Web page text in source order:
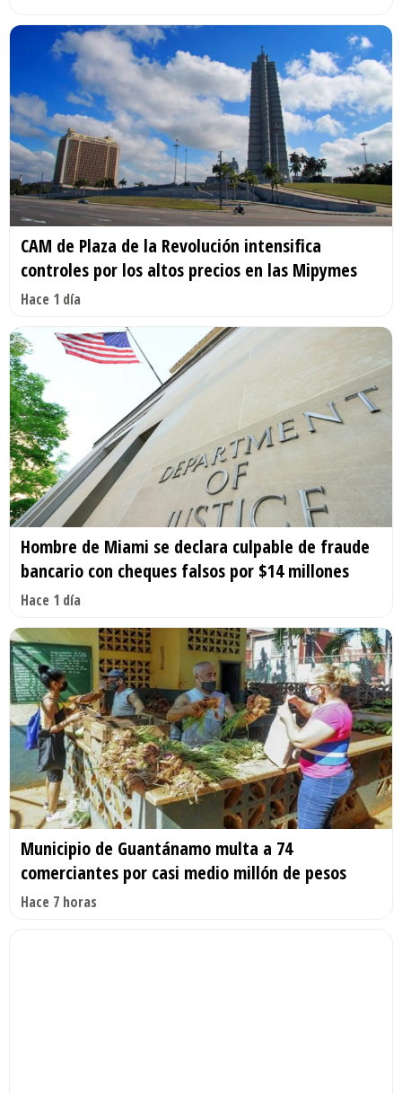
CAM de Plaza de la Revolución intensifica
controles por los altos precios en las Mipymes
Hace 1 día
Hombre de Miami se declara culpable de fraude
bancario con cheques falsos por $14 millones
Hace 1 día
Municipio de Guantánamo multa a 74
comerciantes por casi medio millón de pesos
Hace 7 horas